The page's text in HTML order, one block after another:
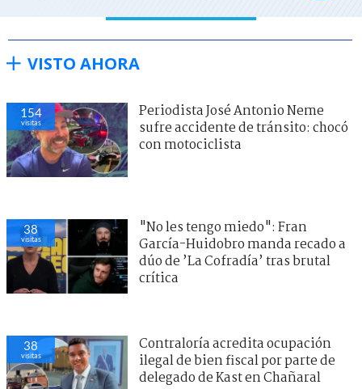
VISTO AHORA
154
visitas
Periodista José Antonio Neme
sufre accidente de tránsito: chocó
con motociclista
38
visitas
"No les tengo miedo": Fran
García-Huidobro manda recado a
dúo de ’La Cofradía’ tras brutal
crítica
38
visitas
Contraloría acredita ocupación
ilegal de bien fiscal por parte de
delegado de Kast en Chañaral